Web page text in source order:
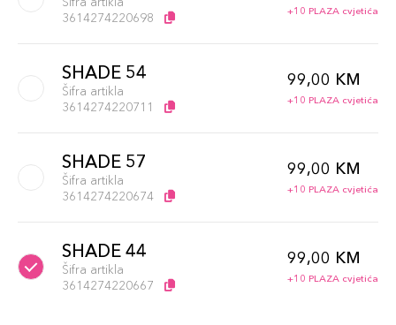
3614274220698
+10 PLAZA cvjetića
SHADE 54
Šifra artikla
3614274220711
99,00 KM
+10 PLAZA cvjetića
SHADE 57
Šifra artikla
3614274220674
99,00 KM
+10 PLAZA cvjetića
SHADE 44
Šifra artikla
3614274220667
99,00 KM
+10 PLAZA cvjetića